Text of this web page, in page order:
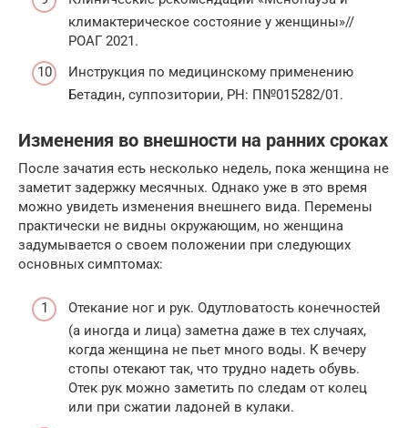
климактерическое состояние у женщины»//
РОАГ 2021.
Инструкция по медицинскому применению
Бетадин, суппозитории, РН: П№015282/01.
Изменения во внешности на ранних сроках
После зачатия есть несколько недель, пока женщина не
заметит задержку месячных. Однако уже в это время
можно увидеть изменения внешнего вида. Перемены
практически не видны окружающим, но женщина
задумывается о своем положении при следующих
основных симптомах:
Отекание ног и рук. Одутловатость конечностей
(а иногда и лица) заметна даже в тех случаях,
когда женщина не пьет много воды. К вечеру
стопы отекают так, что трудно надеть обувь.
Отек рук можно заметить по следам от колец
или при сжатии ладоней в кулаки.